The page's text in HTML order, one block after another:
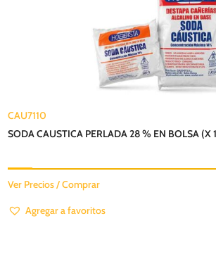
CAU7110
SODA CAUSTICA PERLADA 28 % EN BOLSA (X
Ver Precios / Comprar
Agregar a favoritos